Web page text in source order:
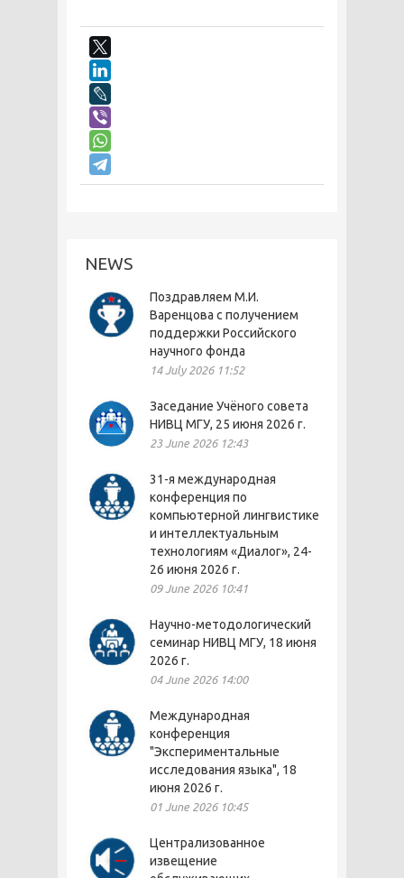
NEWS
Поздравляем М.И.
Варенцова с получением
поддержки Российского
научного фонда
14 July 2026 11:52
Заседание Учёного совета
НИВЦ МГУ, 25 июня 2026 г.
23 June 2026 12:43
31-я международная
конференция по
компьютерной лингвистике
и интеллектуальным
технологиям «Диалог», 24-
26 июня 2026 г.
09 June 2026 10:41
Научно-методологический
семинар НИВЦ МГУ, 18 июня
2026 г.
04 June 2026 14:00
Международная
конференция
"Экспериментальные
исследования языка", 18
июня 2026 г.
01 June 2026 10:45
Централизованное
извещение